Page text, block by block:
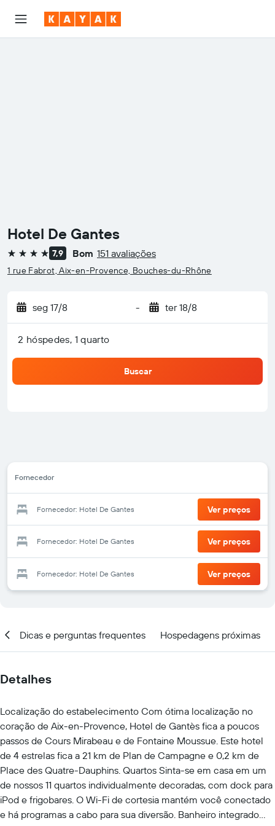
Hotel De Gantes
4 estrelas 7,9 Bom 151 avaliações
1 rue Fabrot, Aix-en-Provence, Bouches-du-Rhône
seg 17/8 - ter 18/8
2 hóspedes, 1 quarto
Buscar
Fornecedor
Fornecedor: Hotel De Gantes Ver preços
Fornecedor: Hotel De Gantes Ver preços
Fornecedor: Hotel De Gantes Ver preços
Dicas e perguntas frequentes Hospedagens próximas
Detalhes
Localização do estabelecimento Com ótima localização no
coração de Aix-en-Provence, Hotel de Gantès fica a poucos
passos de Cours Mirabeau e de Fontaine Moussue. Este hotel
de 4 estrelas fica a 21 km de Plan de Campagne e 0,2 km de
Place des Quatre-Dauphins. Quartos Sinta-se em casa em um
de nossos 11 quartos individualmente decoradas, com dock para
iPod e frigobares. O Wi-Fi de cortesia mantém você conectado
e há programas a cabo para sua diversão. Banheiro integrado